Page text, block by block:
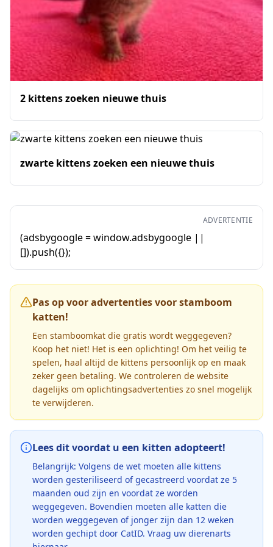
2 kittens zoeken nieuwe thuis
zwarte kittens zoeken een nieuwe thuis
ADVERTENTIE
(adsbygoogle = window.adsbygoogle ||
[]).push({});
Pas op voor advertenties voor stamboom
katten!
Een stamboomkat die gratis wordt weggegeven?
Koop het niet! Het is een oplichting! Om het veilig te
spelen, haal altijd de kittens persoonlijk op en maak
zeker geen betaling. We controleren de website
dagelijks om oplichtingsadvertenties zo snel mogelijk
te verwijderen.
Lees dit voordat u een kitten adopteert!
Belangrijk: Volgens de wet moeten alle kittens
worden gesteriliseerd of gecastreerd voordat ze 5
maanden oud zijn en voordat ze worden
weggegeven. Bovendien moeten alle katten die
worden weggegeven of jonger zijn dan 12 weken
worden gechipt door CatID. Vraag uw dierenarts